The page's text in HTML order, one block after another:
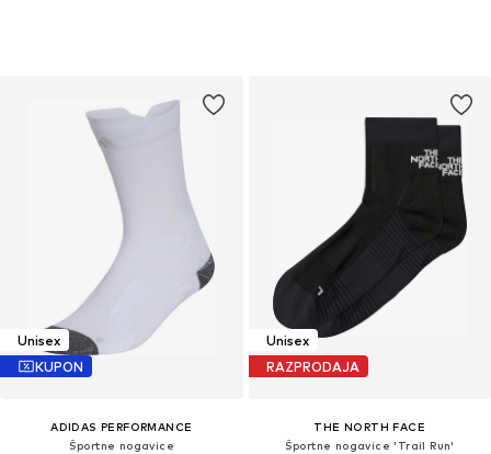
Unisex
KUPON
ADIDAS PERFORMANCE
Športne nogavice
Unisex
RAZPRODAJA
THE NORTH FACE
Športne nogavice 'Trail Run'